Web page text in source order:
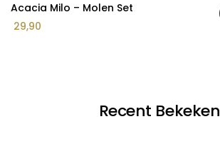
Acacia Milo – Molen Set
29,90
Recent Bekeken